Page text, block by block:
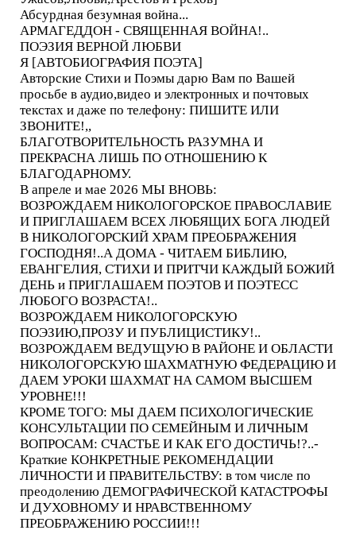
Абсурдная безумная война...
АРМАГЕДДОН - СВЯЩЕННАЯ ВОЙНА!..
ПОЭЗИЯ ВЕРНОЙ ЛЮБВИ
Я [АВТОБИОГРАФИЯ ПОЭТА]
Авторские Стихи и Поэмы дарю Вам по Вашей
просьбе в аудио,видео и электронных и почтовых
текстах и даже по телефону: ПИШИТЕ ИЛИ
ЗВОНИТЕ!,,
БЛАГОТВОРИТЕЛЬНОСТЬ РАЗУМНА И
ПРЕКРАСНА ЛИШЬ ПО ОТНОШЕНИЮ К
БЛАГОДАРНОМУ.
В апреле и мае 2026 МЫ ВНОВЬ:
ВОЗРОЖДАЕМ НИКОЛОГОРСКОЕ ПРАВОСЛАВИЕ
И ПРИГЛАШАЕМ ВСЕХ ЛЮБЯЩИХ БОГА ЛЮДЕЙ
В НИКОЛОГОРСКИЙ ХРАМ ПРЕОБРАЖЕНИЯ
ГОСПОДНЯ!..А ДОМА - ЧИТАЕМ БИБЛИЮ,
ЕВАНГЕЛИЯ, СТИХИ И ПРИТЧИ КАЖДЫЙ БОЖИЙ
ДЕНЬ и ПРИГЛАШАЕМ ПОЭТОВ И ПОЭТЕСС
ЛЮБОГО ВОЗРАСТА!..
ВОЗРОЖДАЕМ НИКОЛОГОРСКУЮ
ПОЭЗИЮ,ПРОЗУ И ПУБЛИЦИСТИКУ!..
ВОЗРОЖДАЕМ ВЕДУЩУЮ В РАЙОНЕ И ОБЛАСТИ
НИКОЛОГОРСКУЮ ШАХМАТНУЮ ФЕДЕРАЦИЮ И
ДАЕМ УРОКИ ШАХМАТ НА САМОМ ВЫСШЕМ
УРОВНЕ!!!
КРОМЕ ТОГО: МЫ ДАЕМ ПСИХОЛОГИЧЕСКИЕ
КОНСУЛЬТАЦИИ ПО СЕМЕЙНЫМ И ЛИЧНЫМ
ВОПРОСАМ: СЧАСТЬЕ И КАК ЕГО ДОСТИЧЬ!?..-
Краткие КОНКРЕТНЫЕ РЕКОМЕНДАЦИИ
ЛИЧНОСТИ И ПРАВИТЕЛЬСТВУ: в том числе по
преодолению ДЕМОГРАФИЧЕСКОЙ КАТАСТРОФЫ
И ДУХОВНОМУ И НРАВСТВЕННОМУ
ПРЕОБРАЖЕНИЮ РОССИИ!!!